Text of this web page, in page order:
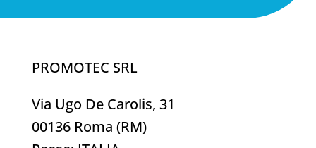
PROMOTEC SRL
Via Ugo De Carolis, 31
00136 Roma (RM)